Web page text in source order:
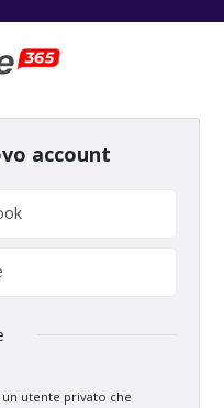
account
un utente privato che